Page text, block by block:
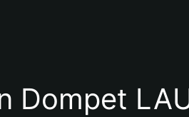
Dompet